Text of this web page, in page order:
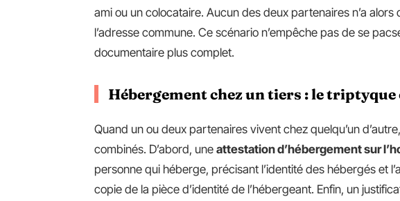
ami ou un colocataire. Aucun des deux partenaires n’a
l’adresse commune. Ce scénario n’empêche pas de se
documentaire plus complet.
Hébergement chez un tiers : le
Quand un ou deux partenaires vivent chez quelqu’un
combinés. D’abord, une attestation d’hébergement sur
personne qui héberge, précisant l’identité des hébergés et
copie de la pièce d’identité de l’hébergeant. Enfin, un